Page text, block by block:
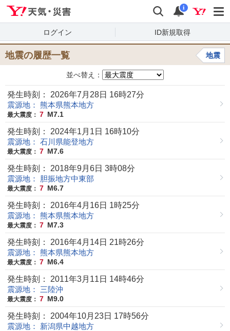
検索 通知
i
ログイン ID新規取得
地震の履歴一覧 地震
並べ替え：
発生時刻： 2026年7月28日 16時27分
震源地： 熊本県熊本地方
最大震度： 7 M7.1
発生時刻： 2024年1月1日 16時10分
震源地： 石川県能登地方
最大震度： 7 M7.6
発生時刻： 2018年9月6日 3時08分
震源地： 胆振地方中東部
最大震度： 7 M6.7
発生時刻： 2016年4月16日 1時25分
震源地： 熊本県熊本地方
最大震度： 7 M7.3
発生時刻： 2016年4月14日 21時26分
震源地： 熊本県熊本地方
最大震度： 7 M6.4
発生時刻： 2011年3月11日 14時46分
震源地： 三陸沖
最大震度： 7 M9.0
発生時刻： 2004年10月23日 17時56分
震源地： 新潟県中越地方